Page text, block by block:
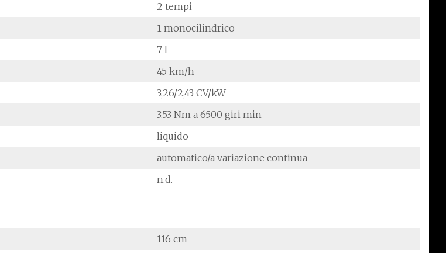
2 tempi
1 monocilindrico
7 l
45 km/h
3,26/2,43 CV/kW
3.53 Nm a 6500 giri min
liquido
automatico/a variazione continua
n.d.
116 cm